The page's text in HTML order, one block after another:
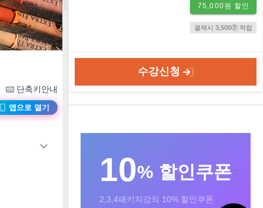
단축키안내
앱으로 열기
75,000원 할인
결제시 3,500ⓟ 적립
수강신청
10% 할인쿠폰
2,3,4패키지강의 10% 할인쿠폰